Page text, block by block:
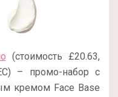
(стоимость £20.63,
– промо-набор с
кремом Face Base